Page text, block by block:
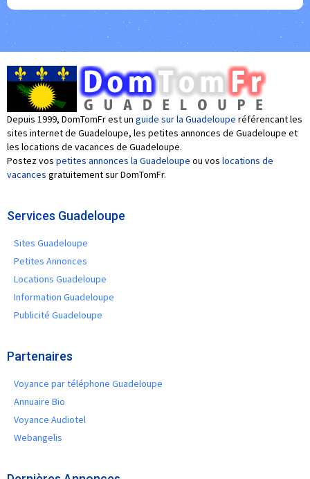
Depuis 1999, DomTomFr est un guide sur la Guadeloupe référencant les
sites internet de Guadeloupe, les petites annonces de Guadeloupe et
les locations de vacances de Guadeloupe.
Postez vos petites annonces la Guadeloupe ou vos locations de
vacances gratuitement sur DomTomFr.
Services Guadeloupe
Sites Guadeloupe
Petites Annonces
Locations Guadeloupe
Information Guadeloupe
Publicité Guadeloupe
Partenaires
Voyance par téléphone Guadeloupe
Annuaire Bio
Voyance Audiotel
Webangelis